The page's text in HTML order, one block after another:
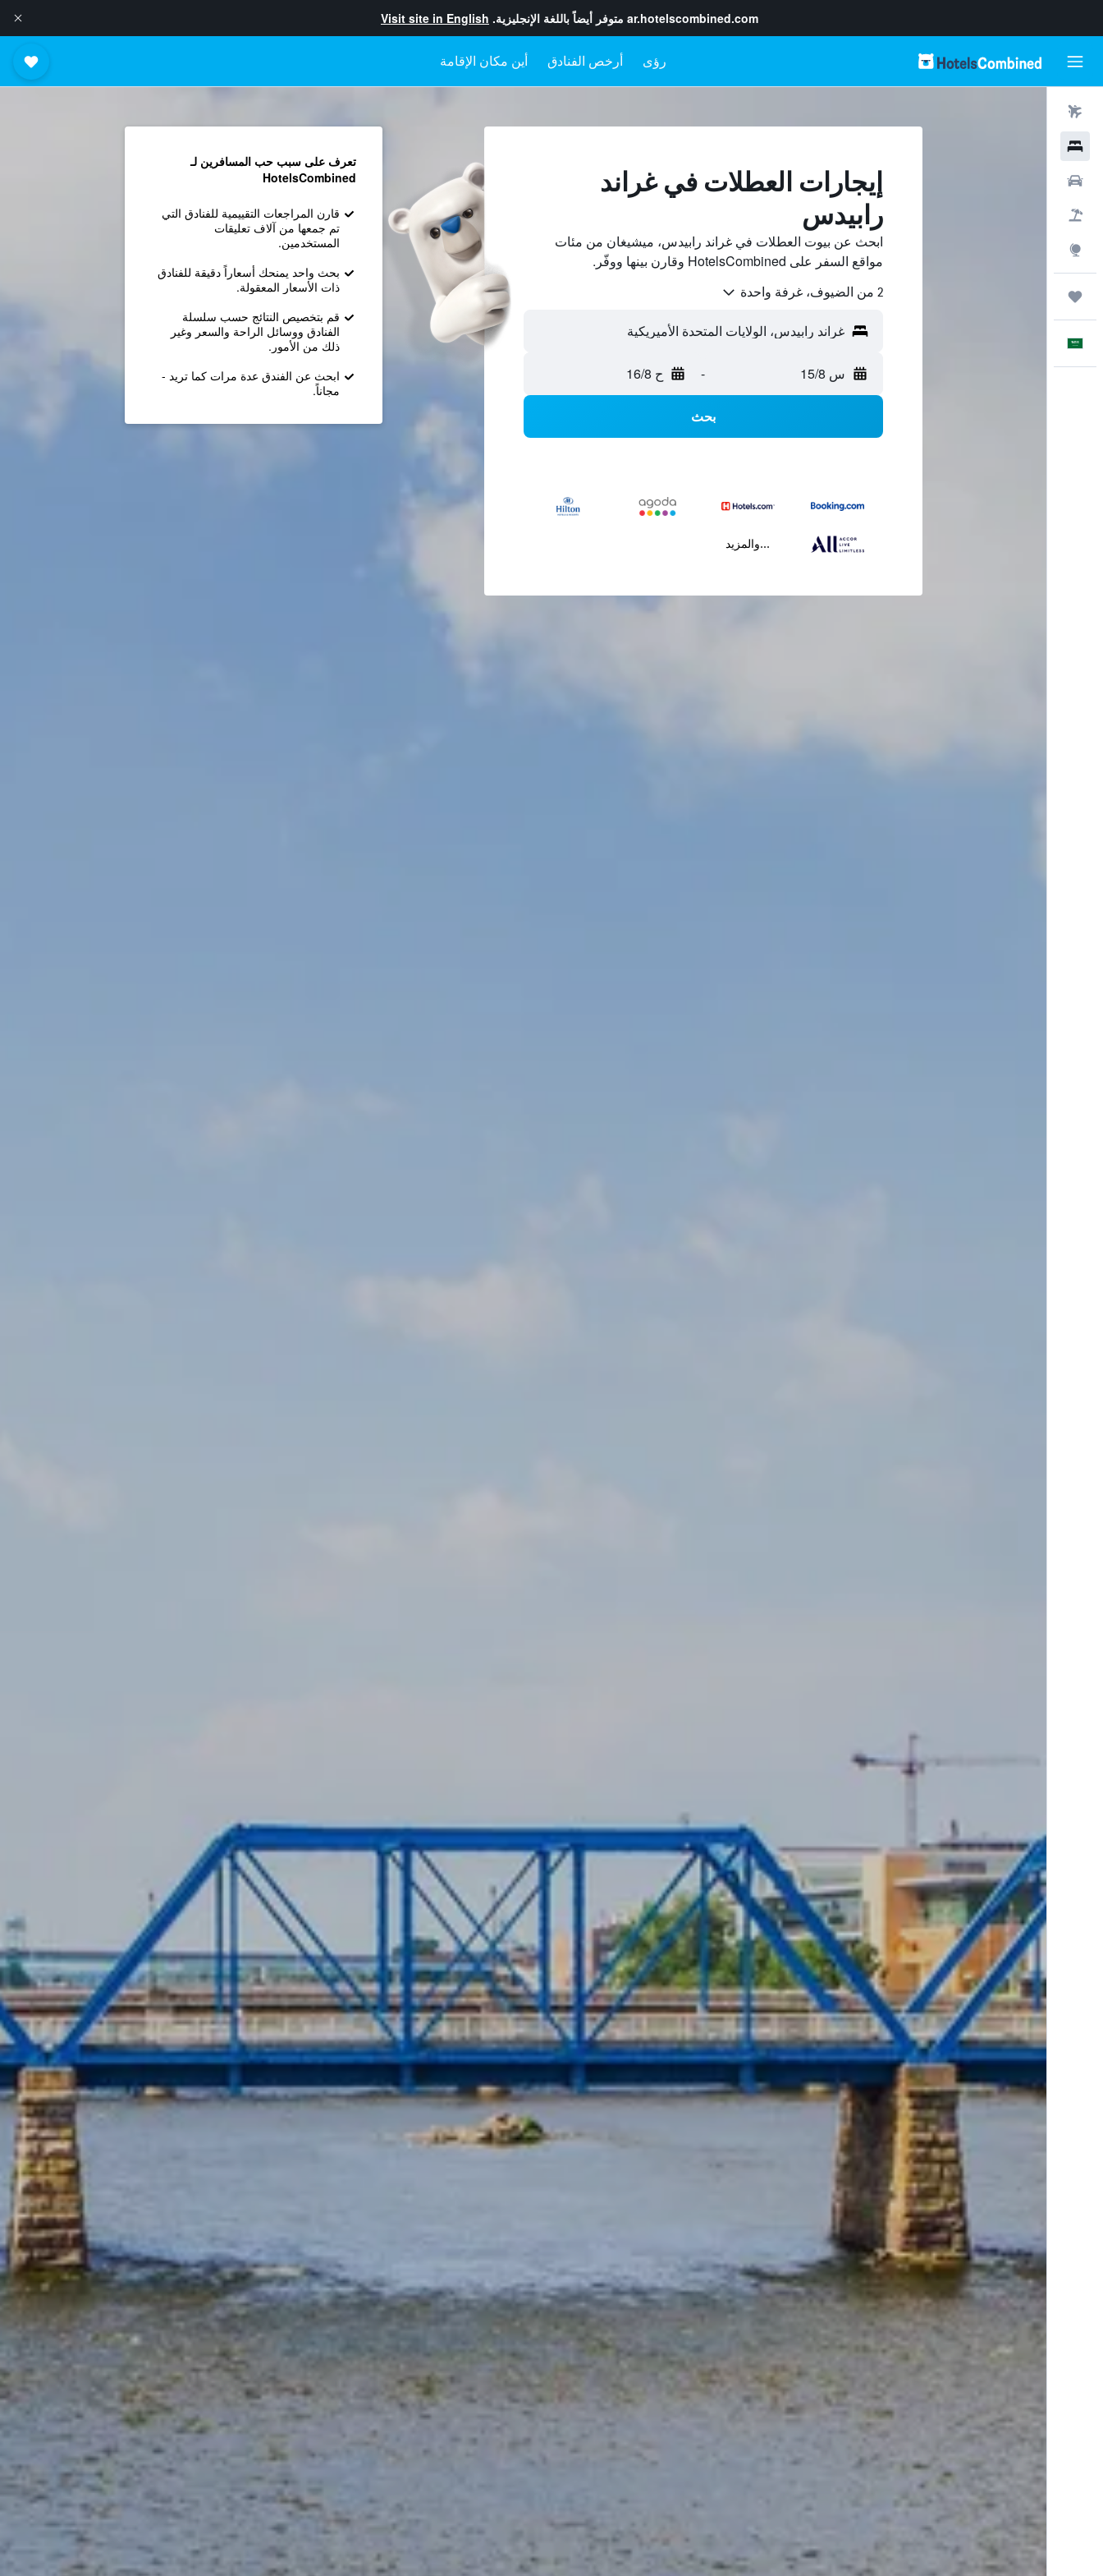
ar.hotelscombined.com متوفر أيضاً باللغة الإنجليزية. Visit site in English
رؤى أرخص الفنادق أين مكان الإقامة
إيجارات العطلات في غراند
رابيدس
ابحث عن بيوت العطلات في غراند رابيدس، ميشيغان من مئات
مواقع السفر على HotelsCombined وقارن بينها ووفّر.
2 من الضيوف، غرفة واحدة
س 15/8 - ح 16/8
بحث
...والمزيد
تعرف على سبب حب المسافرين لـ
HotelsCombined
قارن المراجعات التقييمية للفنادق التي
تم جمعها من آلاف تعليقات
المستخدمين.
بحث واحد يمنحك أسعاراً دقيقة للفنادق
ذات الأسعار المعقولة.
قم بتخصيص النتائج حسب سلسلة
الفنادق ووسائل الراحة والسعر وغير
ذلك من الأمور.
ابحث عن الفندق عدة مرات كما تريد -
مجاناً.